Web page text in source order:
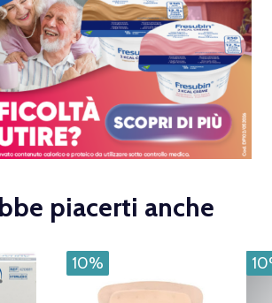
piacerti anche
10%